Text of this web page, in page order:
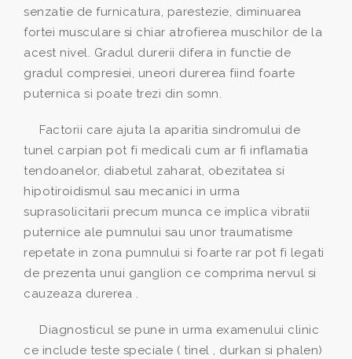
senzatie de furnicatura, parestezie, diminuarea
fortei musculare si chiar atrofierea muschilor de la
acest nivel. Gradul durerii difera in functie de
gradul compresiei, uneori durerea fiind foarte
puternica si poate trezi din somn.
Factorii care ajuta la aparitia sindromului de
tunel carpian pot fi medicali cum ar fi inflamatia
tendoanelor, diabetul zaharat, obezitatea si
hipotiroidismul sau mecanici in urma
suprasolicitarii precum munca ce implica vibratii
puternice ale pumnului sau unor traumatisme
repetate in zona pumnului si foarte rar pot fi legati
de prezenta unui ganglion ce comprima nervul si
cauzeaza durerea .
Diagnosticul se pune in urma examenului clinic
ce include teste speciale ( tinel , durkan si phalen)